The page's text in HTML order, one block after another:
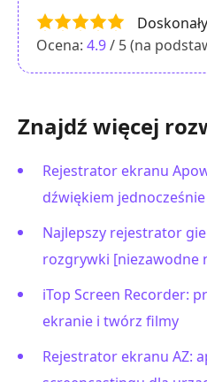
Doskonały
Ocena: 4.9/ 5 (na
Znajdź więcej
Rejestrator ekranu
dźwiękiem jednocześnie
Najlepszy rejestrator
rozgrywki [niezawodne
iTop Screen Recorder:
ekranie i twórz filmy
Rejestrator ekranu AZ: